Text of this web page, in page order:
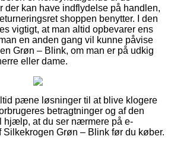
kan have indflydelse på handlen,
shoppen benytter. I den
vigtigt, at man altid opbevarer ens
en anden gang vil kunne påvise
Grøn – Blink, om man er på udkig
eller dame.
pæne løsninger til at blive klogere
betragtninger og af den
hjælp, at du ser nærmere på e-
Silkekrogen Grøn – Blink før du køber.